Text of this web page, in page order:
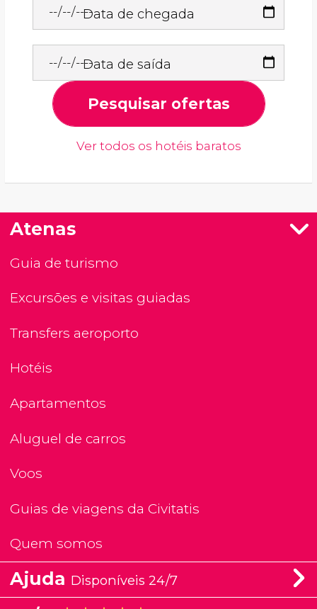
Data de chegada
Data de saída
Pesquisar ofertas
Ver todos os hotéis baratos
Atenas
Guia de turismo
Excursões e visitas guiadas
Transfers aeroporto
Hotéis
Apartamentos
Aluguel de carros
Voos
Guias de viagens da Civitatis
Quem somos
Ajuda Disponíveis 24/7